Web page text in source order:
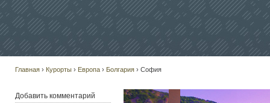
Главная › Курорты › Европа › Болгария › София
Добавить комментарий